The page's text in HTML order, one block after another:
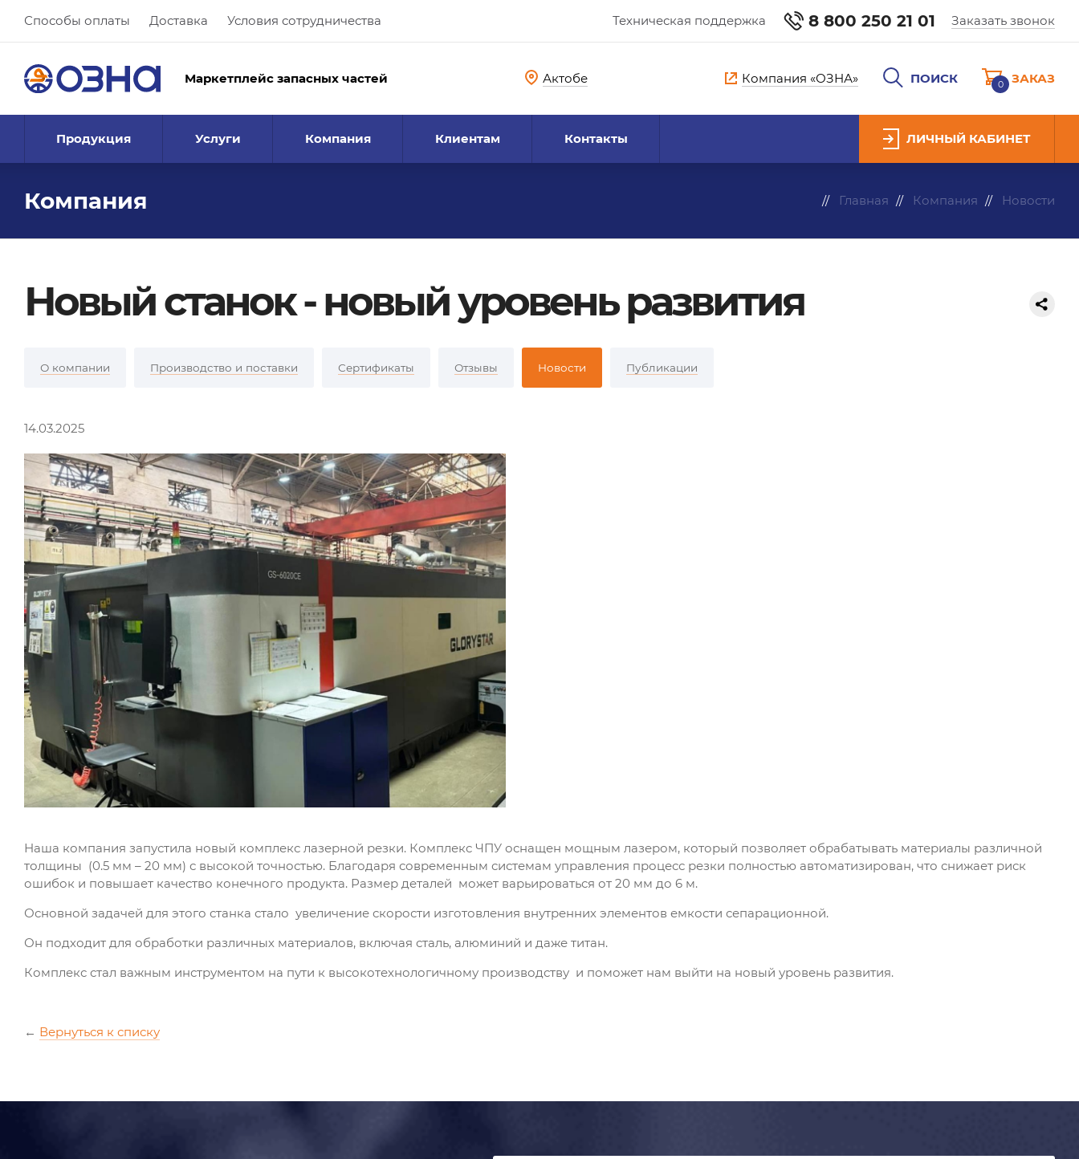
Способы оплаты Доставка Условия сотрудничества Техническая поддержка 8 800 250 21 01 Заказать звонок
Маркетплейс запасных частей Актобе Компания «ОЗНА» ПОИСК 0 ЗАКАЗ
Продукция Услуги Компания Клиентам Контакты ЛИЧНЫЙ КАБИНЕТ
Компания Главная Компания Новости
Новый станок - новый уровень развития
О компании Производство и поставки Сертификаты Отзывы Новости Публикации
14.03.2025
Наша компания запустила новый комплекс лазерной резки. Комплекс ЧПУ оснащен мощным лазером, который позволяет обрабатывать материалы различной
толщины (0.5 мм – 20 мм) с высокой точностью. Благодаря современным системам управления процесс резки полностью автоматизирован, что снижает риск
ошибок и повышает качество конечного продукта. Размер деталей может варьироваться от 20 мм до 6 м.
Основной задачей для этого станка стало увеличение скорости изготовления внутренних элементов емкости сепарационной.
Он подходит для обработки различных материалов, включая сталь, алюминий и даже титан.
Комплекс стал важным инструментом на пути к высокотехнологичному производству и поможет нам выйти на новый уровень развития.
← Вернуться к списку